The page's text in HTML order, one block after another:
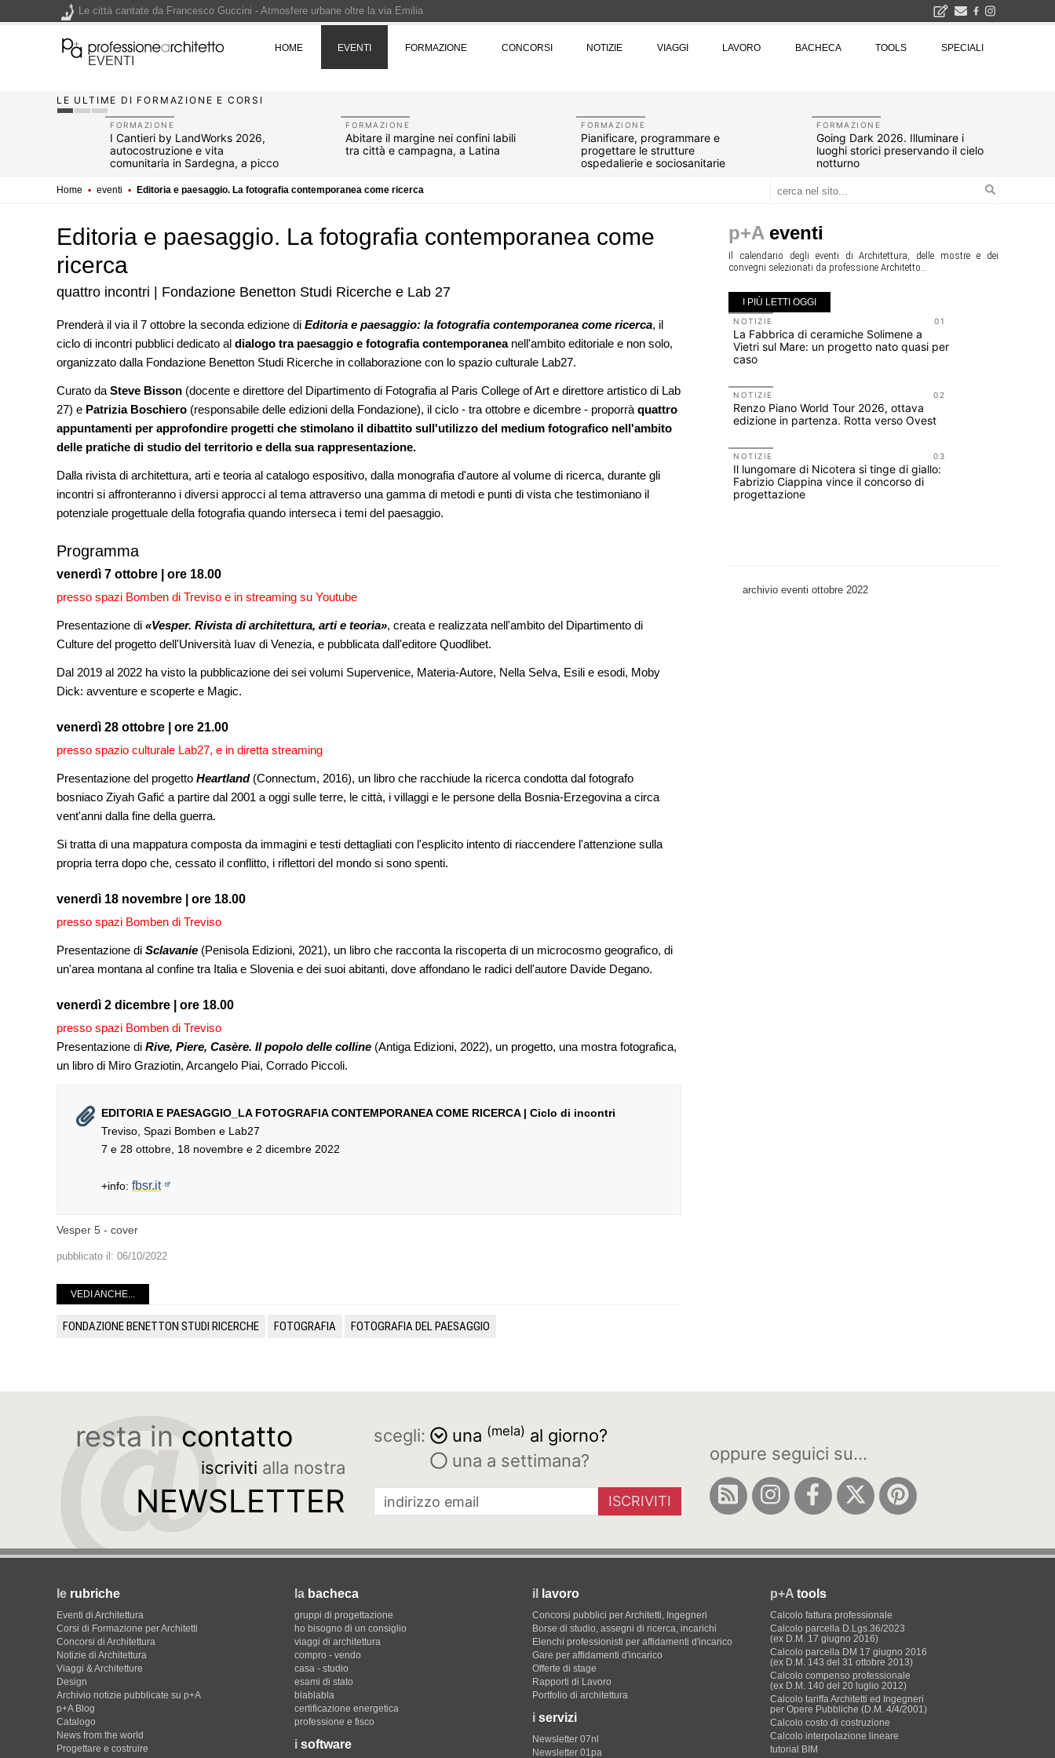
EVENTI
HOME EVENTI FORMAZIONE CONCORSI NOTIZIE VIAGGI LAVORO BACHECA TOOLS SPECIALI
LE ULTIME DI FORMAZIONE E CORSI
FORMAZIONE
I Cantieri by LandWorks 2026,
autocostruzione e vita
comunitaria in Sardegna, a picco
FORMAZIONE
Abitare il margine nei confini labili
tra città e campagna, a Latina
FORMAZIONE
Pianificare, programmare e
progettare le strutture
ospedalierie e sociosanitarie
FORMAZIONE
Going Dark 2026. Illuminare i
luoghi storici preservando il cielo
notturno
Home ▪ eventi ▪ Editoria e paesaggio. La fotografia contemporanea come ricerca
Editoria e paesaggio. La fotografia contemporanea come
ricerca
quattro incontri | Fondazione Benetton Studi Ricerche e Lab 27
Prenderà il via il 7 ottobre la seconda edizione di Editoria e paesaggio: la fotografia contemporanea come ricerca, il
ciclo di incontri pubblici dedicato al dialogo tra paesaggio e fotografia contemporaneanell'ambito editoriale e non solo,
organizzato dalla Fondazione Benetton Studi Ricerche in collaborazione con lo spazio culturale Lab27.
Curato da Steve Bisson (docente e direttore del Dipartimento di Fotografia al Paris College of Art e direttore artistico di Lab
27) e Patrizia Boschiero (responsabile delle edizioni della Fondazione), il ciclo - tra ottobre e dicembre - proporrà quattro
appuntamenti per approfondire progetti che stimolano il dibattito sull'utilizzo del medium fotografico nell'ambito
delle pratiche di studio del territorio e della sua rappresentazione.
Dalla rivista di architettura, arti e teoria al catalogo espositivo, dalla monografia d'autore al volume di ricerca, durante gli
incontri si affronteranno i diversi approcci al tema attraverso una gamma di metodi e punti di vista che testimoniano il
potenziale progettuale della fotografia quando interseca i temi del paesaggio.
Programma
venerdì 7 ottobre | ore 18.00
presso spazi Bomben di Treviso e in streaming su Youtube
Presentazione di «Vesper. Rivista di architettura, arti e teoria», creata e realizzata nell'ambito del Dipartimento di
Culture del progetto dell'Università Iuav di Venezia, e pubblicata dall'editore Quodlibet.
Dal 2019 al 2022 ha visto la pubblicazione dei sei volumi Supervenice, Materia-Autore, Nella Selva, Esili e esodi, Moby
Dick: avventure e scoperte e Magic.
venerdì 28 ottobre | ore 21.00
presso spazio culturale Lab27, e in diretta streaming
Presentazione del progetto Heartland(Connectum, 2016), un libro che racchiude la ricerca condotta dal fotografo
bosniaco Ziyah Gafić a partire dal 2001 a oggi sulle terre, le città, i villaggi e le persone della Bosnia-Erzegovina a circa
vent'anni dalla fine della guerra.
Si tratta di una mappatura composta da immagini e testi dettagliati con l'esplicito intento di riaccendere l'attenzione sulla
propria terra dopo che, cessato il conflitto, i riflettori del mondo si sono spenti.
venerdì 18 novembre | ore 18.00
presso spazi Bomben di Treviso
Presentazione di Sclavanie (Penisola Edizioni, 2021), un libro che racconta la riscoperta di un microcosmo geografico, di
un'area montana al confine tra Italia e Slovenia e dei suoi abitanti, dove affondano le radici dell'autore Davide Degano.
venerdì 2 dicembre | ore 18.00
presso spazi Bomben di Treviso
Presentazione di Rive, Piere, Casère. Il popolo delle colline (Antiga Edizioni, 2022), un progetto, una mostra fotografica,
un libro di Miro Graziotin, Arcangelo Piai, Corrado Piccoli.
EDITORIA E PAESAGGIO_LA FOTOGRAFIA CONTEMPORANEA COME RICERCA | Ciclo di incontri
Treviso, Spazi Bomben e Lab27
7 e 28 ottobre, 18 novembre e 2 dicembre 2022
+info: fbsr.it
Vesper 5 - cover
pubblicato il: 06/10/2022
VEDI ANCHE...
FONDAZIONE BENETTON STUDI RICERCHE FOTOGRAFIA FOTOGRAFIA DEL PAESAGGIO
p+A eventi
Il calendario degli eventi di Architettura, delle mostre e dei
convegni selezionati da professione Architetto..
I PIÙ LETTI OGGI
07
EVENTI
Città Osmotiche: la rigenerazione urbana
attraverso suoli permeabili, gestione
dell'acqua e resilienza climatica
08
FORMAZIONE
I Cantieri by LandWorks 2026,
autocostruzione e vita comunitaria in
Sardegna, a picco sul mare
Un nuovo volto per il lungomare di
Villammare
UP-TO-DATE
L'Agenzia del Demanio lancia gare per
accordi quadro da 219 milioni per servizi
di architettura
11
EVENTI
Con Carlo Scarpa lungo l'Italia: tre
appuntamenti tra Palermo, Verona e
Venezia
La ricarica dei profumi domestici in un
prodotto innovativo di design
01
NOTIZIE
La Fabbrica di ceramiche Solimene a
Vietri sul Mare: un progetto nato quasi per
caso
02
NOTIZIE
Renzo Piano World Tour 2026, ottava
edizione in partenza. Rotta verso Ovest
03
NOTIZIE
Il lungomare di Nicotera si tinge di giallo:
Fabrizio Ciappina vince il concorso di
progettazione
archivio eventi ottobre 2022
resta in contatto
iscriviti alla nostra
NEWSLETTER
scegli: una (mela) al giorno?
una a settimana?
ISCRIVITI
oppure seguici su...
le rubriche
Eventi di Architettura
Corsi di Formazione per Architetti
Concorsi di Architettura
Notizie di Architettura
Viaggi & Architetture
Design
Archivio notizie pubblicate su p+A
p+A Blog
Catalogo
News from the world
Progettare e costruire
la bacheca
gruppi di progettazione
ho bisogno di un consiglio
viaggi di architettura
compro - vendo
casa - studio
esami di stato
blablabla
certificazione energetica
professione e fisco
i software
il lavoro
Concorsi pubblici per Architetti, Ingegneri
Borse di studio, assegni di ricerca, incarichi
Elenchi professionisti per affidamenti d'incarico
Gare per affidamenti d'incarico
Offerte di stage
Rapporti di Lavoro
Portfolio di architettura
i servizi
Newsletter 07nl
Newsletter 01pa
p+A tools
Calcolo fattura professionale
Calcolo parcella D.Lgs.36/2023
(ex D.M. 17 giugno 2016)
Calcolo parcella DM 17 giugno 2016
(ex D.M. 143 del 31 ottobre 2013)
Calcolo compenso professionale
(ex D.M. 140 del 20 luglio 2012)
Calcolo tariffa Architetti ed Ingegneri
per Opere Pubbliche (D.M. 4/4/2001)
Calcolo costo di costruzione
Calcolo interpolazione lineare
tutorial BIM
Le città cantate da Francesco Guccini - Atmosfere urbane oltre la via Emilia
200 manifesti per i 200 anni di Carlo Collodi, creatore di Pinocchio - Call di grafica promossa dal Museo MAGMA per la realizzazione di una mostra